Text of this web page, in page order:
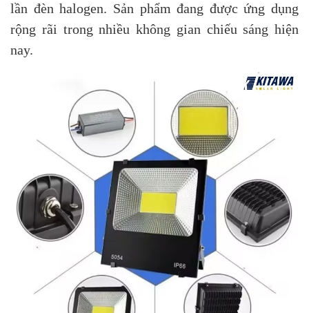
lần đèn halogen. Sản phẩm đang được ứng dụng
rộng rãi trong nhiều không gian chiếu sáng hiện
nay.